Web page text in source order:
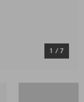
1 / 7